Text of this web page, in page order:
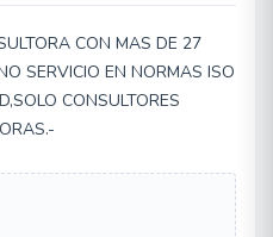
CON MAS DE 27
SERVICIO EN NORMAS ISO
CONSULTORES